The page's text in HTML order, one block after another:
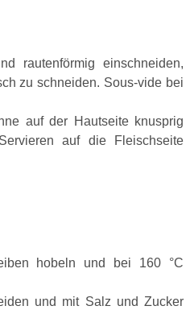
rautenförmig einschneiden,
zu schneiden. Sous-vide bei
auf der Hautseite knusprig
auf die Fleischseite
hobeln und bei 160 °C
und mit Salz und Zucker